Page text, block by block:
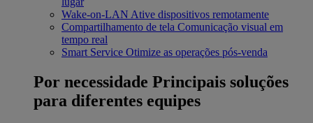
Wake-on-LAN Ative dispositivos remotamente
Compartilhamento de tela Comunicação visual em
tempo real
Smart Service Otimize as operações pós-venda
Por necessidade Principais soluções
para diferentes equipes